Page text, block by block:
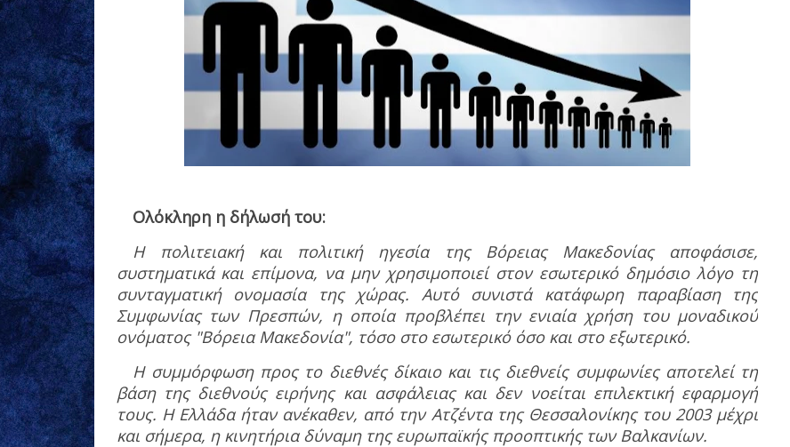
Ολόκληρη η δήλωσή του:
Η πολιτειακή και πολιτική ηγεσία της Βόρειας Μακεδονίας αποφάσισε,
συστηματικά και επίμονα, να μην χρησιμοποιεί στον εσωτερικό δημόσιο λόγο τη
συνταγματική ονομασία της χώρας.
Αυτό συνιστά κατάφωρη παραβίαση της
Συμφωνίας των Πρεσπών, η οποία προβλέπει την ενιαία χρήση του μοναδικού
ονόματος "Βόρεια Μακεδονία", τόσο στο εσωτερικό όσο και στο εξωτερικό.
Η συμμόρφωση προς το διεθνές δίκαιο και τις διεθνείς συμφωνίες αποτελεί τη
βάση της διεθνούς ειρήνης και ασφάλειας και δεν νοείται επιλεκτική εφαρμογή
τους. Η Ελλάδα ήταν ανέκαθεν, από την Ατζέντα της Θεσσαλονίκης του 2003 μέχρι
και σήμερα, η κινητήρια δύναμη της ευρωπαϊκής προοπτικής των Βαλκανίων.